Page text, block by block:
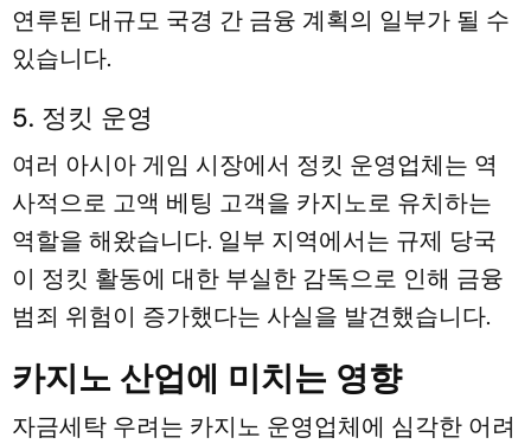
연루된 대규모 국경 간 금융 계획의 일부가 될 수
있습니다.
5. 정킷 운영
여러 아시아 게임 시장에서 정킷 운영업체는 역
사적으로 고액 베팅 고객을 카지노로 유치하는
역할을 해왔습니다. 일부 지역에서는 규제 당국
이 정킷 활동에 대한 부실한 감독으로 인해 금융
범죄 위험이 증가했다는 사실을 발견했습니다.
카지노 산업에 미치는 영향
자금세탁 우려는 카지노 운영업체에 심각한 어려